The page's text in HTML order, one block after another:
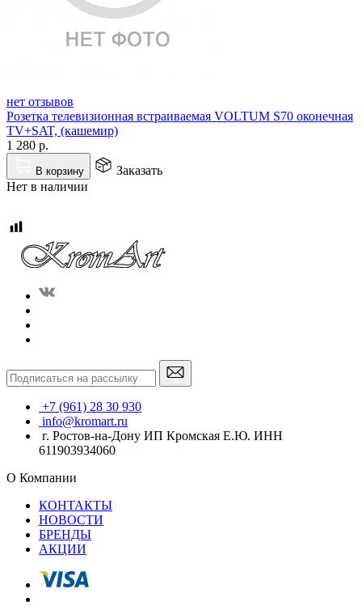
нет отзывов
Розетка телевизионная встраиваемая VOLTUM S70 оконечная
TV+SAT, (кашемир)
1 280 р.
В корзину
Заказать
Нет в наличии
+7 (961) 28 30 930
info@kromart.ru
г. Ростов-на-Дону ИП Кромская Е.Ю. ИНН
611903934060
О Компании
КОНТАКТЫ
НОВОСТИ
БРЕНДЫ
АКЦИИ